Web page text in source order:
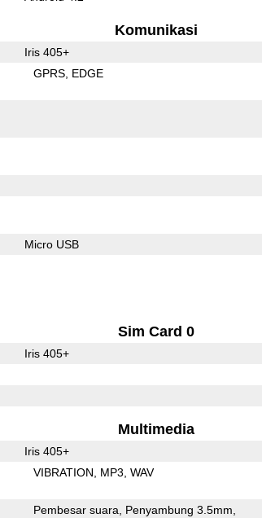
Komunikasi
Iris 405+
GPRS EDGE
Micro USB
Sim Card 0
Iris 405+
Multimedia
Iris 405+
VIBRATION MP3 WAV
Pembesar suara
Penyambung 3.5mm